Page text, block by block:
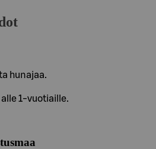
hunajaa.
alle 1-vuotiaille.